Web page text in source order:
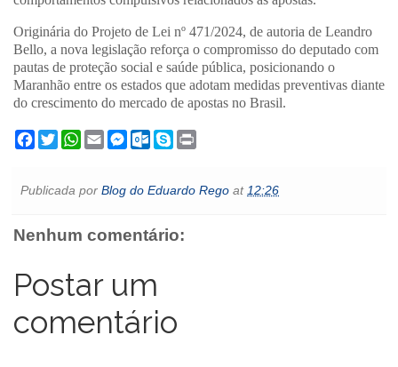
Originária do Projeto de Lei nº 471/2024, de autoria de Leandro
Bello, a nova legislação reforça o compromisso do deputado com
pautas de proteção social e saúde pública, posicionando o
Maranhão entre os estados que adotam medidas preventivas diante
do crescimento do mercado de apostas no Brasil.
F
a
b
k
T
w
t
W
h
s
p
E
m
l
M
e
e
e
O
u
o
.
m
S
k
e
t
Publicada por Blog do Eduardo Rego at 12:26
Nenhum comentário:
Postar um
comentário